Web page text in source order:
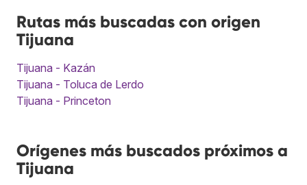
Rutas más buscadas con origen
Tijuana
Tijuana - Kazán
Tijuana - Toluca de Lerdo
Tijuana - Princeton
Orígenes más buscados próximos a
Tijuana